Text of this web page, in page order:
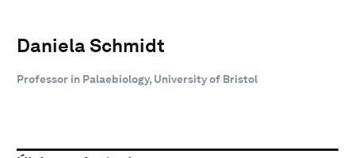
Daniela Schmidt
Professor in Palaebiology, University of Bristol